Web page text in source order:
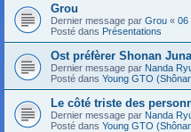
Grou
Dernier message par Grou « 06
Posté dans Présentations
Ost préfèrer Shonan
Dernier message par Nanda
Posté dans Young GTO
Le côté triste des
Dernier message par Nanda
Posté dans Young GTO